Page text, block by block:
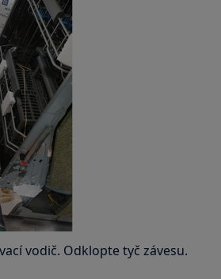
vodič. Odklopte tyč závesu.